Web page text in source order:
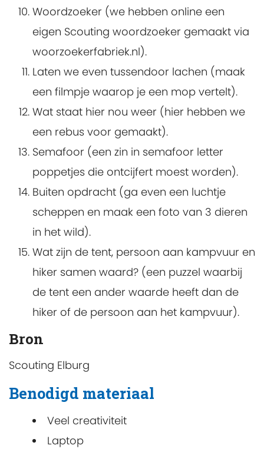
Woordzoeker (we hebben online een
eigen Scouting woordzoeker gemaakt via
woorzoekerfabriek.nl).
Laten we even tussendoor lachen (maak
een filmpje waarop je een mop vertelt).
Wat staat hier nou weer (hier hebben we
een rebus voor gemaakt).
Semafoor (een zin in semafoor letter
poppetjes die ontcijfert moest worden).
Buiten opdracht (ga even een luchtje
scheppen en maak een foto van 3 dieren
in het wild).
Wat zijn de tent, persoon aan kampvuur en
hiker samen waard? (een puzzel waarbij
de tent een ander waarde heeft dan de
hiker of de persoon aan het kampvuur).
Bron
Scouting Elburg
Benodigd materiaal
Veel creativiteit
Laptop